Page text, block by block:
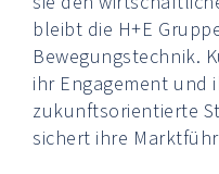
bleibt die H+E
Bewegungstechnik.
ihr Engagement und
zukunftsorientierte
sichert ihre